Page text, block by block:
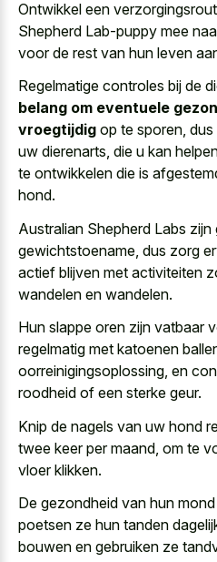
Ontwikkel een
Shepherd Lab-puppy mee
voor de rest van hun leven
Regelmatige controles bij de
belang om eventuele
vroegtijdig op te sporen,
uw dierenarts, die u kan
te ontwikkelen die is
hond.
Australian Shepherd Labs
gewichtstoename, dus zorg
actief blijven met activiteiten
wandelen en wandelen.
Hun slappe oren zijn vatbaar
regelmatig met katoenen
oorreinigingsoplossing, en
roodheid of een sterke geur.
Knip de nagels van uw hond
twee keer per maand, om te
vloer klikken.
De gezondheid van hun
poetsen ze hun tanden
bouwen en gebruiken ze